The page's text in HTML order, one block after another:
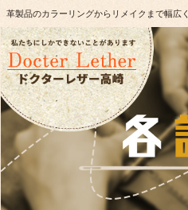
革製品のカラーリングからリメイクまで幅広